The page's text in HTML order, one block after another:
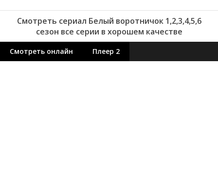
Смотреть сериал Белый воротничок 1,2,3,4,5,6
сезон все серии в хорошем качестве
Смотреть онлайн Плеер 2